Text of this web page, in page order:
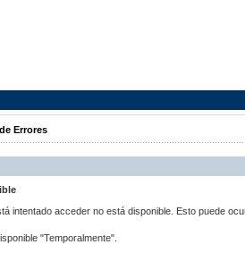
Errores
intentado acceder no está disponible. Esto puede
"Temporalmente".